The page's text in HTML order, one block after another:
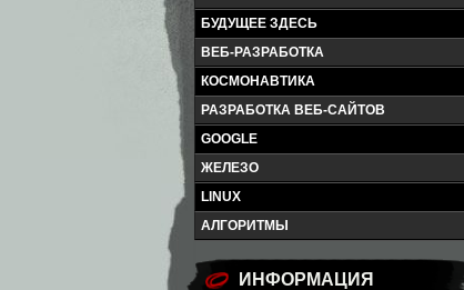
БУДУЩЕЕ ЗДЕСЬ
ВЕБ-РАЗРАБОТКА
КОСМОНАВТИКА
РАЗРАБОТКА ВЕБ-САЙТОВ
GOOGLE
ЖЕЛЕЗО
LINUX
АЛГОРИТМЫ
ИНФОРМАЦИЯ